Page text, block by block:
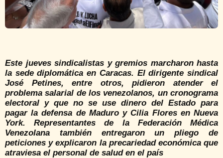
Este jueves sindicalistas y gremios marcharon hasta
la sede diplomática en Caracas. El dirigente sindical
José Petines, entre otros, pidieron atender el
problema salarial de los venezolanos, un cronograma
electoral y que no se use dinero del Estado para
pagar la defensa de Maduro y Cilia Flores en Nueva
York. Representantes de la Federación Médica
Venezolana también entregaron un pliego de
peticiones y explicaron la precariedad económica que
atraviesa el personal de salud en el país